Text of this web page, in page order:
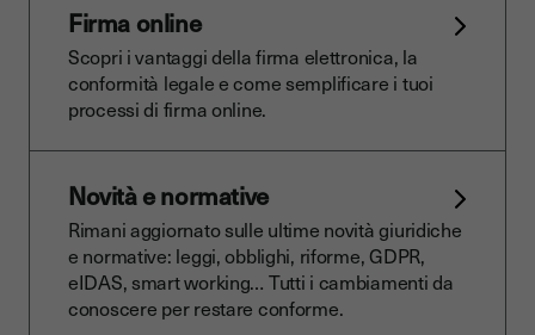
Firma online
Scopri i vantaggi della firma elettronica, la
conformità legale e come semplificare i tuoi
processi di firma online.
Novità e normative
Rimani aggiornato sulle ultime novità giuridiche
e normative: leggi, obblighi, riforme, GDPR,
eIDAS, smart working… Tutti i cambiamenti da
conoscere per restare conforme.